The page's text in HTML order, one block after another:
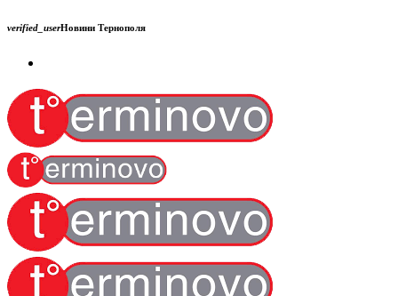
verified_userНовини Тернополя